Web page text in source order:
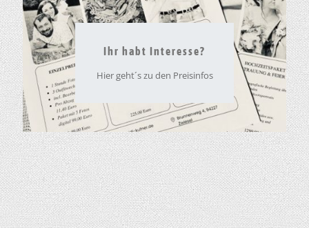
Ihr habt Interesse?
Hier geht´s zu den Preisinfos